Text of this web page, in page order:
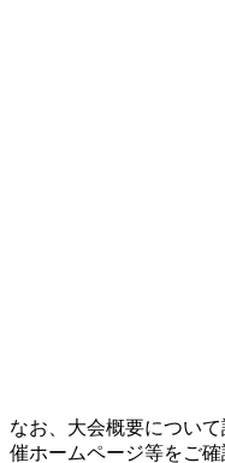
なお、大会概要につい
催ホームページ等をご確